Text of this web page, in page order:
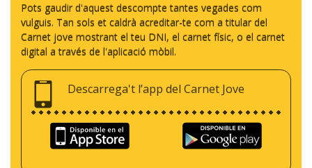
Pots gaudir d'aquest descompte tantes vegades com
vulguis. Tan sols et caldrà acreditar-te com a titular del
Carnet jove mostrant el teu DNI, el carnet físic, o el carnet
digital a través de l'aplicació mòbil.
Descarrega't l’app del Carnet Jove